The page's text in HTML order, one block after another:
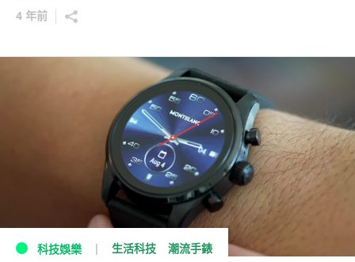
4 年前
科技娛樂 生活科技 潮流手錶